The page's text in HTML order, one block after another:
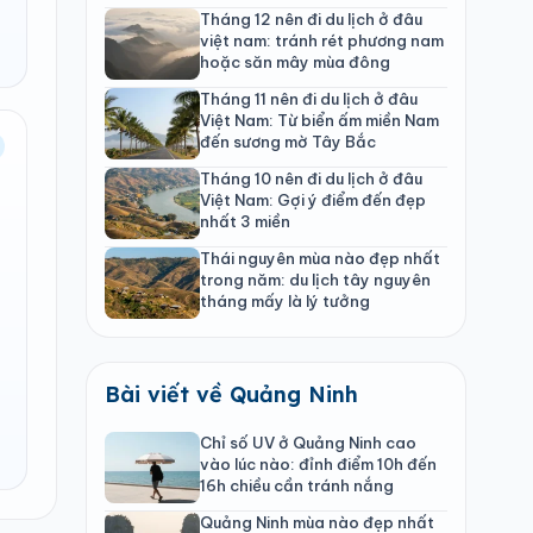
Tháng 12 nên đi du lịch ở đâu
việt nam: tránh rét phương nam
hoặc săn mây mùa đông
Tháng 11 nên đi du lịch ở đâu
Việt Nam: Từ biển ấm miền Nam
đến sương mờ Tây Bắc
Tháng 10 nên đi du lịch ở đâu
Việt Nam: Gợi ý điểm đến đẹp
nhất 3 miền
Thái nguyên mùa nào đẹp nhất
trong năm: du lịch tây nguyên
tháng mấy là lý tưởng
Bài viết về Quảng Ninh
Chỉ số UV ở Quảng Ninh cao
vào lúc nào: đỉnh điểm 10h đến
16h chiều cần tránh nắng
Quảng Ninh mùa nào đẹp nhất